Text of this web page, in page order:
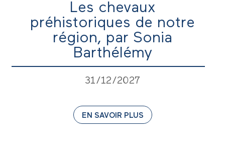
Les chevaux
préhistoriques de notre
région, par Sonia
Barthélémy
31/12/2027
EN SAVOIR PLUS